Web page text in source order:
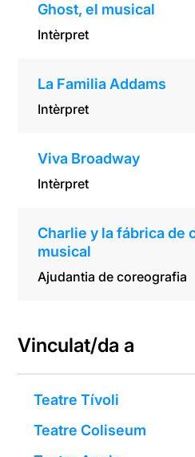
Ghost, el musical
Intèrpret
La Familia Addams
Intèrpret
Viva Broadway
Intèrpret
Charlie y la fábrica de
musical
Ajudantia de coreografia
Vinculat/da a
Teatre Tívoli
Teatre Coliseum